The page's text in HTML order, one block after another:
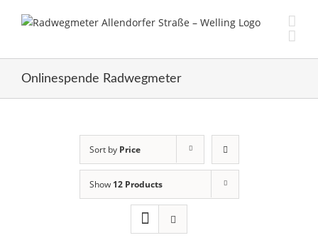
Onlinespende Radwegmeter
Sort by Price
Show 12 Products